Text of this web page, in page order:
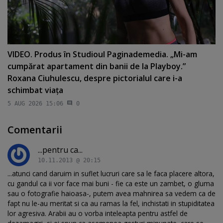
VIDEO. Produs în Studioul Paginademedia. „Mi-am
cumpărat apartament din banii de la Playboy.”
Roxana Ciuhulescu, despre pictorialul care i-a
schimbat viaţa
5 AUG 2026 15:06 0
Comentarii
...pentru ca...
10.11.2013 @ 20:15
...atunci cand daruim in suflet lucruri care sa le faca placere altora,
cu gandul ca ii vor face mai buni - fie ca este un zambet, o gluma
sau o fotografie haioasa-, putem avea mahnirea sa vedem ca de
fapt nu le-au meritat si ca au ramas la fel, inchistati in stupiditatea
lor agresiva. Arabii au o vorba inteleapta pentru astfel de